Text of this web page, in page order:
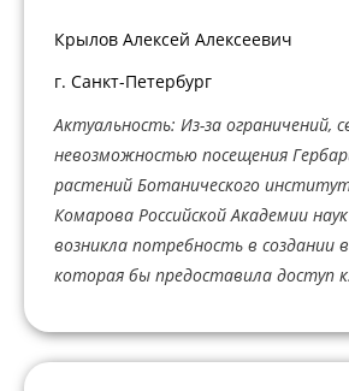
Крылов Алексей Алексеевич
г. Санкт-Петербург
Актуальность: Из-за ограничений,
невозможностью посещения
растений Ботанического
Комарова Российской Академии
возникла потребность в создании
которая бы предоставила доступ